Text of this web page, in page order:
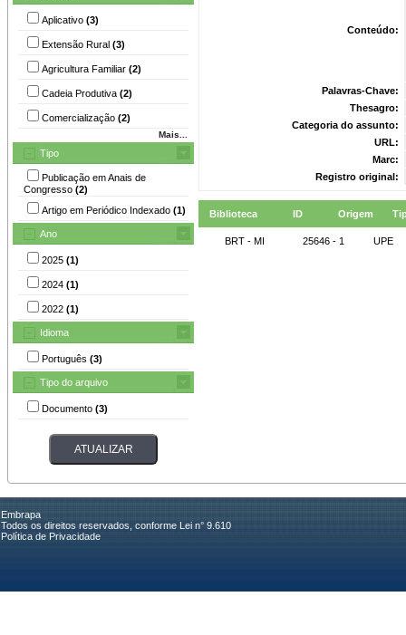
Aplicativo (3)
Extensão Rural (3)
Agricultura Familiar (2)
Cadeia Produtiva (2)
Comercialização (2)
Mais...
Tipo
Publicação em Anais de
Congresso (2)
Artigo em Periódico Indexado (1)
Ano
2025 (1)
2024 (1)
2022 (1)
Idioma
Português (3)
Tipo do arquivo
Documento (3)
Conteúdo:
Palavras-Chave:
Thesagro:
Categoria do assunto:
URL:
Marc:
Registro original:
Biblioteca ID Origem
BRT - MI 25646 - 1 UPE
Embrapa
Todos os direitos reservados, conforme Lei n° 9.610
Política de Privacidade